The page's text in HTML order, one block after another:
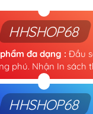
HHSHOP68
đa dạng : Đầu
phú. Nhận In sách
yêu cầu.
HHSHOP68